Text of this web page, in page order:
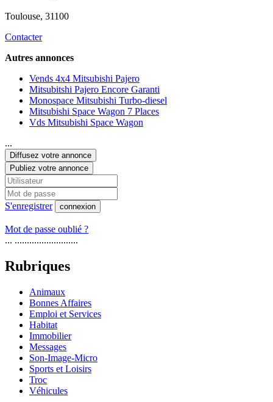
Toulouse, 31100
Contacter
Autres annonces
Vends 4x4 Mitsubishi Pajero
Mitsubitshi Pajero Encore Garanti
Monospace Mitsubishi Turbo-diesel
Mitsubishi Space Wagon 7 Places
Vds Mitsubishi Space Wagon
...
Diffusez votre annonce
Publiez votre annonce
S'enregistrer connexion
Mot de passe oublié ?
... ..........................
Rubriques
Animaux
Bonnes Affaires
Emploi et Services
Habitat
Immobilier
Messages
Son-Image-Micro
Sports et Loisirs
Troc
Véhicules